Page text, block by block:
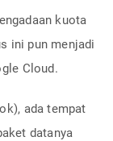
kuota
ini pun menjadi
Cloud.
ada tempat
datanya